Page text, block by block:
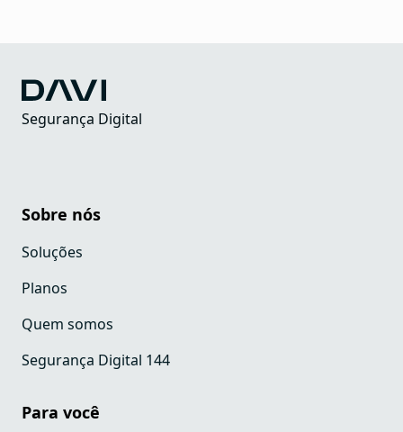
Segurança Digital
Sobre nós
Soluções
Planos
Quem somos
Segurança Digital 144
Para você